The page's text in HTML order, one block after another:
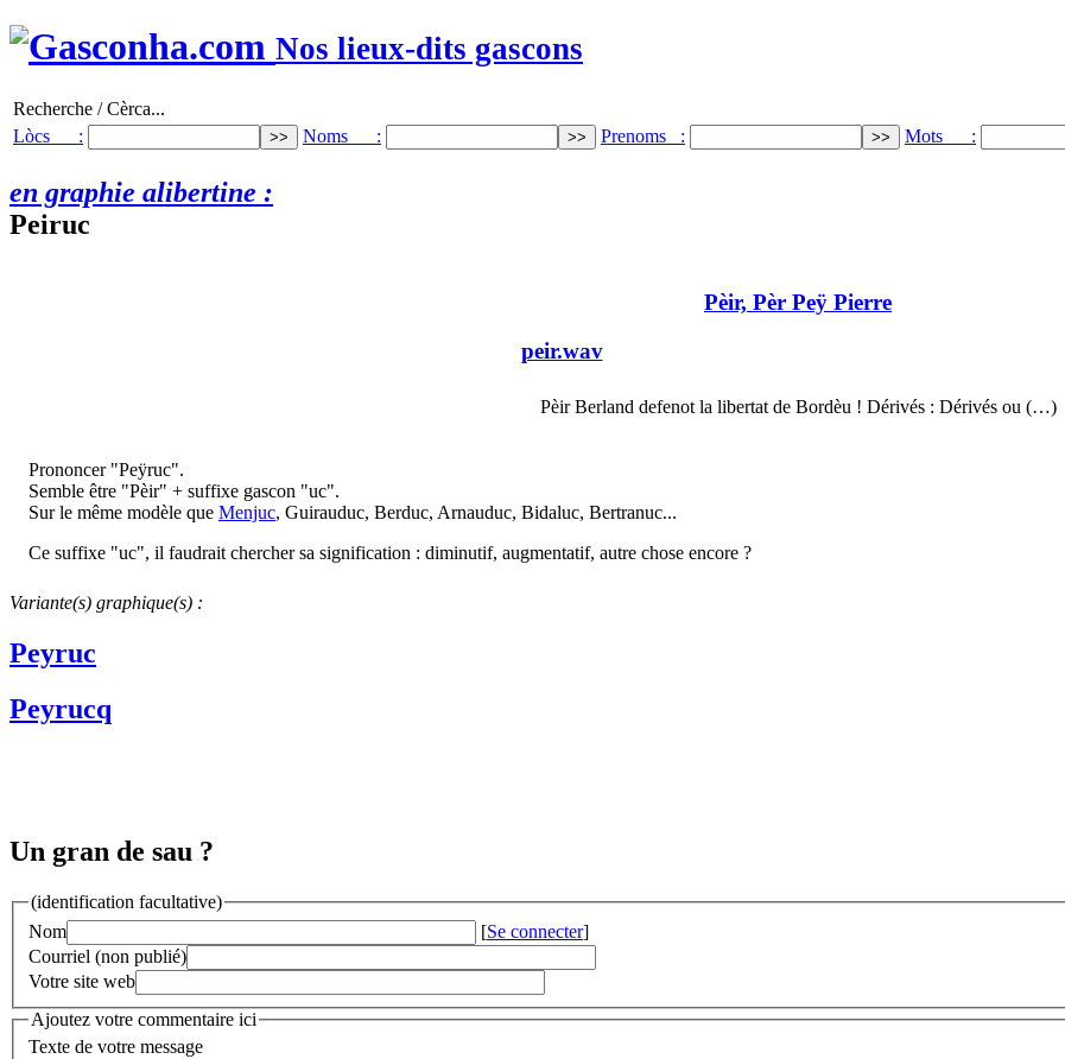
Nos lieux-dits gascons
Recherche / Cèrca...
Lòcs :
Noms : Prenoms : Mots :
en graphie alibertine :
Peiruc
Pèir, Pèr Peÿ Pierre
peir.wav
Pèir Berland defenot la libertat de Bordèu ! Dérivés : Dérivés ou (…)
Prononcer "Peÿruc".
Semble être "Pèir" + suffixe gascon "uc".
Sur le même modèle que Menjuc, Guirauduc, Berduc, Arnauduc, Bidaluc, Bertranuc...
Ce suffixe "uc", il faudrait chercher sa signification : diminutif, augmentatif, autre chose encore ?
Variante(s) graphique(s) :
Peyruc
Peyrucq
Un gran de sau ?
(identification facultative)
Nom
[Se connecter]
Courriel (non publié)
Votre site web
Ajoutez votre commentaire ici
Texte de votre message